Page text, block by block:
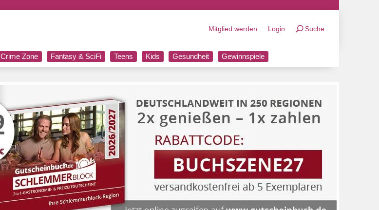
Mitglied werden Login Suche
Crime Zone Fantasy & SciFi Teens Kids Gesundheit Gewinnspiele